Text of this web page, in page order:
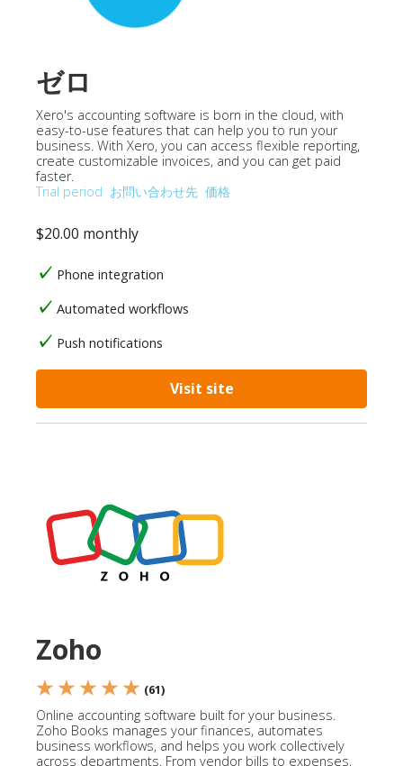
ゼロ
Xero's accounting software is born in the cloud, with
easy-to-use features that can help you to run your
business. With Xero, you can access flexible reporting,
create customizable invoices, and you can get paid
faster.
Trial period お問い合わせ先 価格
$20.00 monthly
Phone integration
Automated workflows
Push notifications
Visit site
Zoho
★ ★ ★ ★ ★ (61)
Online accounting software built for your business.
Zoho Books manages your finances, automates
business workflows, and helps you work collectively
across departments. From vendor bills to expenses,